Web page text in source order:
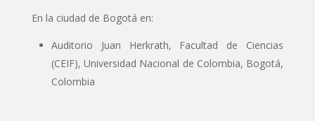
En la ciudad de Bogotá en:
Auditorio Juan Herkrath, Facultad de Ciencias
(CEIF), Universidad Nacional de Colombia, Bogotá,
Colombia